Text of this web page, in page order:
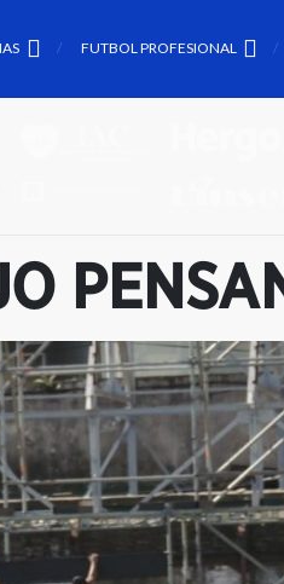
FUTBOL PROFESIONAL